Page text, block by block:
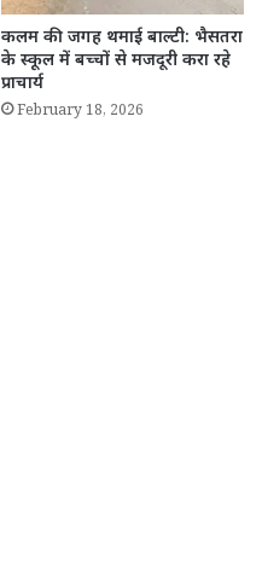
कलम की जगह थमाई बाल्टी: भैसतरा
के स्कूल में बच्चों से मजदूरी करा रहे
प्राचार्य
February 18, 2026